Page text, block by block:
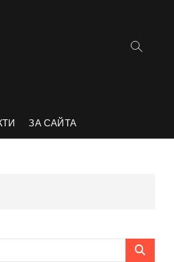
ЗА САЙТА
Search